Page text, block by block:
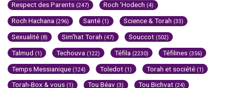
Respect des Parents (247) Roch 'Hodech (4)
Roch Hachana (296) Santé (1) Science & Torah (33)
Sexualité (8) Sim'hat Torah (47) Souccot (502)
Talmud (1) Techouva (122) Téfila (2230) Téfilines (356)
Temps Messianique (124) Toledot (1) Torah et société (1)
Torah-Box & vous (1) Tou Béav (3) Tou Bichvat (24)